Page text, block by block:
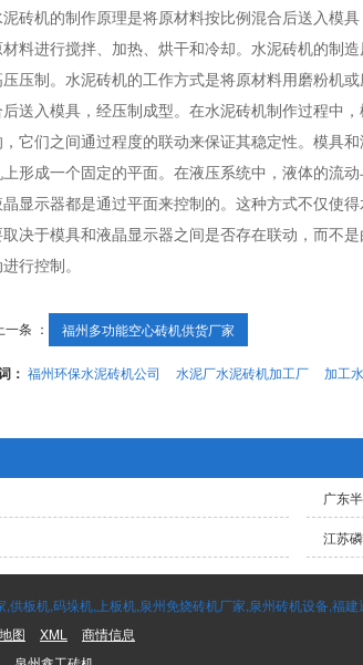
砖机的制作原理是将原材料按比例混合后送入模
材料进行搅拌、加热、烘干和冷却。水泥砖机的制
压制。水泥砖机的工作方式是将原材料用磨粉机
送入模具，经压制成型。在水泥砖机制作过程中
，它们之间通过程度的联动来保证其稳定性。模具
形成一个固定的平面。在液压系统中，液体的流
显示器都是通过平面来控制的。这种方式不仅使
决于模具和液晶显示器之间是否存在联动，而不
行控制。
一条 ： 福州多功能空心砖机供货厂家
： 福州环保水泥砖机公司 水泥厂水泥砖机加工厂 加工
广东
江苏
板机,码垛机,上板机,泉州免烧砖机厂家,泉州砖机设备,福
图 XML
商情信息